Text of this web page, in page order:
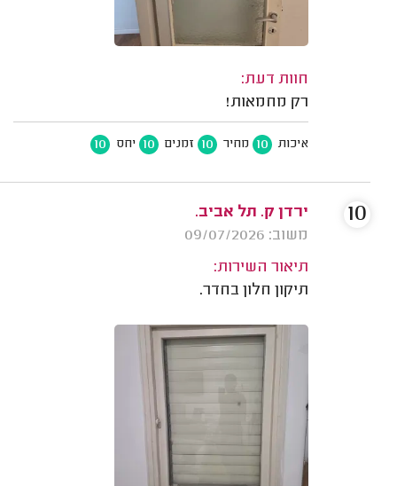
חוות דעת:
רק מחמאות!
איכות 10 מחיר 10 זמנים 10 יחס 10
ירדן ק. תל אביב.
משוב: 09/07/2026
תיאור השירות:
תיקון חלון בחדר.
10